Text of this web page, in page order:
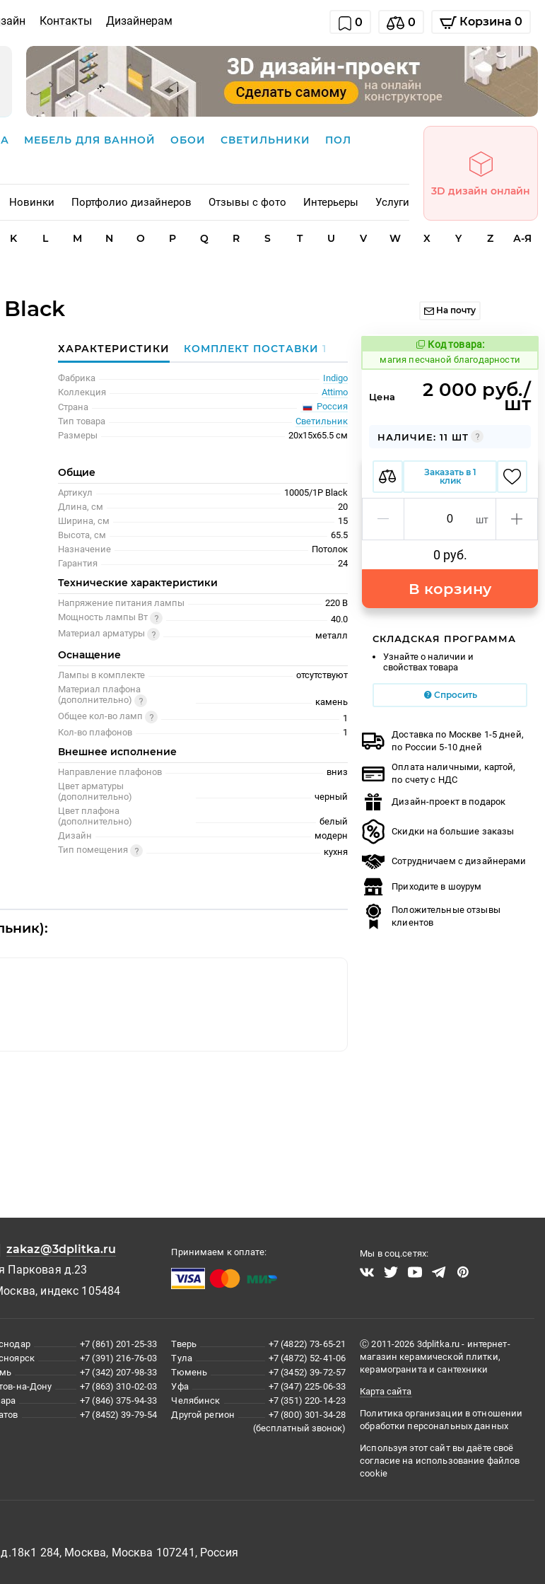
Контакты Дизайнерам 0 0 Корзина 0
МЕБЕЛЬ ДЛЯ ВАННОЙ ОБОИ СВЕТИЛЬНИКИ ПОЛ
Новинки Портфолио дизайнеров Отзывы с фото Интерьеры Услуги
3D дизайн онлайн
K L M N O P Q R S T U V W X Y Z А-Я
На почту
ХАРАКТЕРИСТИКИ КОМПЛЕКТ ПОСТАВКИ1
Фабрика
Indigo
Коллекция
Attimo
Страна
Россия
Тип товара
Светильник
Размеры
20x15x65.5 см
Общие
Артикул
10005/1P Black
Длина, см
20
Ширина, см
15
Высота, см
65.5
Назначение
Потолок
Гарантия
24
Технические характеристики
Напряжение питания лампы
220 В
Мощность лампы Вт
40.0
Материал арматуры
металл
Оснащение
Лампы в комплекте
отсутствуют
Материал плафона
(дополнительно)
камень
Общее кол-во ламп
1
Кол-во плафонов
1
Внешнее исполнение
Направление плафонов
вниз
Цвет арматуры
(дополнительно)
черный
Цвет плафона
(дополнительно)
белый
Дизайн
модерн
Тип помещения
кухня
Код товара:
915253 Код товара:
магия песчаной благодарности
Цена 2 000 руб./
шт
НАЛИЧИЕ: 11 ШТ
Заказать в 1
клик
шт
0 руб.
В корзину
СКЛАДСКАЯ ПРОГРАММА
Узнайте о наличии и
свойствах товара
Спросить
Доставка по Москве 1-5 дней,
по России 5-10 дней
Оплата наличными, картой,
по счету с НДС
Дизайн-проект в подарок
Скидки на большие заказы
Сотрудничаем с дизайнерами
Приходите в шоурум
Положительные отзывы
клиентов
zakaz@3dplitka.ru
Парковая д.23
индекс 105484
Принимаем к оплате: Мы в соц.сетях:
+7 (861) 201-25-33
+7 (391) 216-76-03
+7 (342) 207-98-33
на-Дону
+7 (863) 310-02-03
+7 (846) 375-94-33
+7 (8452) 39-79-54
Тверь
+7 (4822) 73-65-21
Тула
+7 (4872) 52-41-06
Тюмень
+7 (3452) 39-72-57
Уфа
+7 (347) 225-06-33
Челябинск
+7 (351) 220-14-23
Другой регион
+7 (800) 301-34-28
(бесплатный звонок)
Ⓒ 2011-2026 3dplitka.ru - интернет-
магазин керамической плитки,
керамогранита и сантехники
Карта сайта
Политика организации в отношении
обработки персональных данных
Используя этот сайт вы даёте своё
согласие на использование файлов
cookie
284, Москва, Москва 107241, Россия